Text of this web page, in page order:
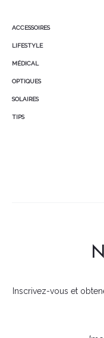
ACCESSOIRES
LIFESTYLE
MÉDICAL
OPTIQUES
SOLAIRES
TIPS
Inscrivez-vous et